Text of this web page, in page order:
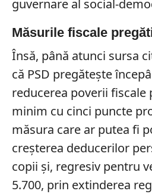
guvernare al social-
Măsurile fiscale
Însă, până atunci sursa
că PSD pregătește
reducerea poverii fiscale
minim cu cinci puncte
măsura care ar putea fi
creșterea deducerilor
copii și, regresiv pentru
5.700, prin extinderea